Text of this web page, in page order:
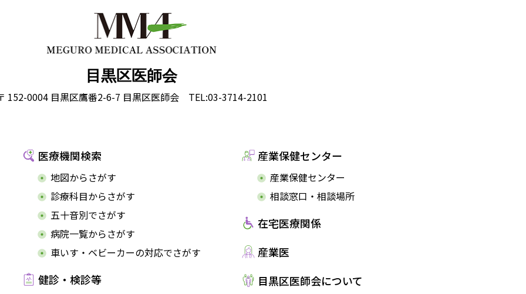
目黒区医師会
152-0004 目黒区鷹番2-6-7 目黒区医師会 TEL:03-3714-2101
医療機関検索
地図からさがす
診療科目からさがす
五十音別でさがす
病院一覧からさがす
車いす・ベビーカーの対応でさがす
健診・検診等
産業保健センター
産業保健センター
相談窓口・相談場所
在宅医療関係
産業医
目黒区医師会について